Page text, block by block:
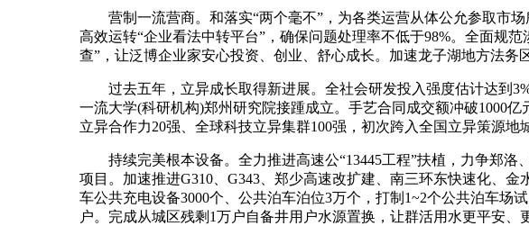
营制一流营商。和落实“两个毫不”，为各类运营从体公允参取市场
高效运转“企业看法中转平台”，确保问题处理率不低于98%。全面规
查”，让泛博企业家安心投资、创业、舒心成长。加速龙子湖地方法务
过去五年，立异成长取得新进展。全社会研发投入强度估计达到
一流大学(科研机构)郑州研究院接踵成立。手艺合同成交额冲破1000
立异合作力20强、全球科技立异集群100强，初次跨入全国立异策源地
持续完美根本设备。全力推进高速公“13445工程”扶植，力争郑洛
项目。加速推进G310、G343、郑少高速改扩建、南三环东快速化、
车公共充电设备3000个、公共泊车泊位3万个，打制1~2个公共泊车场
户。完成从城区残剩1万户自备井用户水源置换，让群活用水更平安、